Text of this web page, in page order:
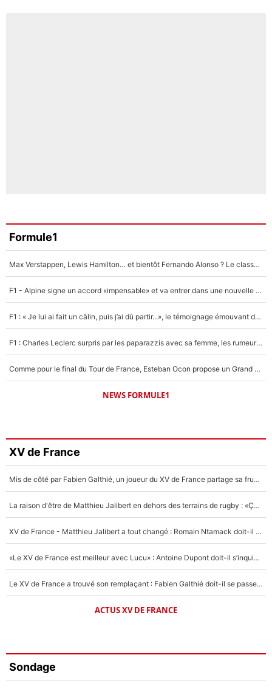
Formule1
Max Verstappen, Lewis Hamilton… et bientôt Fernando Alonso ? Le classement des pilotes les mieux payés en Formule 1 risque de changer !
F1 - Alpine signe un accord «impensable» et va entrer dans une nouvelle dimension : Grande nouvelle pour Pierre Gasly !
F1 : « Je lui ai fait un câlin, puis j’ai dû partir...», le témoignage émouvant de Max Verstappen sur sa fille
F1 : Charles Leclerc surpris par les paparazzis avec sa femme, les rumeurs étaient vraies !
Comme pour le final du Tour de France, Esteban Ocon propose un Grand Prix de Formule 1 à Paris : «Autour de l’Arc de Triomphe, ce serait génial» !
NEWS FORMULE1
XV de France
Mis de côté par Fabien Galthié, un joueur du XV de France partage sa frustration : «ils ne me l’ont pas dit tout de suite»
La raison d'être de Matthieu Jalibert en dehors des terrains de rugby : «Ça m'atteint autant que si tu touches à un membre de ma famille»
XV de France - Matthieu Jalibert a tout changé : Romain Ntamack doit-il s’inquiéter pour sa place à un an de la Coupe du monde ?
«Le XV de France est meilleur avec Lucu» : Antoine Dupont doit-il s’inquiéter pour sa place ?
Le XV de France a trouvé son remplaçant : Fabien Galthié doit-il se passer d'Antoine Dupont ?
ACTUS XV DE FRANCE
Sondage